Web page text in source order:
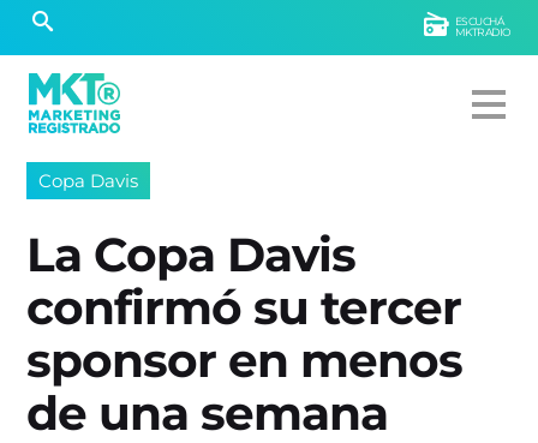
ESCUCHÁ
MKTRADIO
Copa Davis
La Copa Davis
confirmó su tercer
sponsor en menos
de una semana